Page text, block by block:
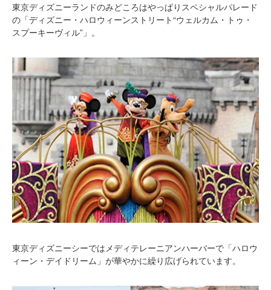
東京ディズニーランドのみどころはやっぱりスペシャルパレード
の「ディズニー・ハロウィーンストリート“ウェルカム・トゥ・
スプーキーヴィル”」。
東京ディズニーシーではメディテレーニアンハーバーで「ハロウ
ィーン・デイドリーム」が華やかに繰り広げられています。